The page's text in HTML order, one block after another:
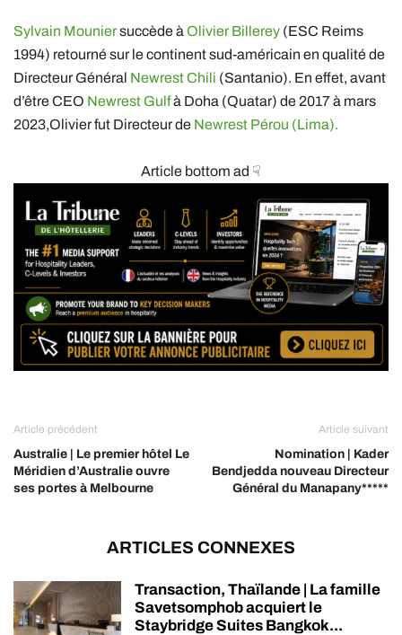
Sylvain Mouniersuccède à Olivier Billerey (ESC Reims
1994) retourné sur le continent sud-américain en qualité de
Directeur Général Newrest Chili (Santanio). En effet, avant
d’être CEO Newrest Gulfà Doha (Quatar) de 2017 à mars
2023,Olivier fut Directeur de Newrest Pérou (Lima).
Article bottom ad ☟
Article précédent
Australie | Le premier hôtel Le
Méridien d’Australie ouvre
ses portes à Melbourne
Article suivant
Nomination | Kader
Bendjedda nouveau Directeur
Général du Manapany*****
ARTICLES CONNEXES
Transaction, Thaïlande | La famille
Savetsomphob acquiert le
Staybridge Suites Bangkok...